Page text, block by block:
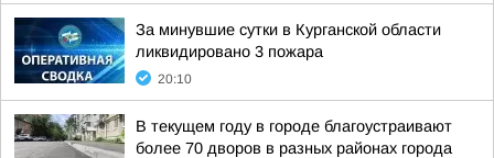
За минувшие сутки в Курганской области
ликвидировано 3 пожара
20:10
В текущем году в городе благоустраивают
более 70 дворов в разных районах города